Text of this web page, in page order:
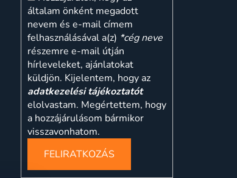
általam önként megadott
nevem és e-mail címem
felhasználásával a(z) *cég neve
részemre e-mail útján
hírleveleket, ajánlatokat
küldjön. Kijelentem, hogy az
adatkezelési tájékoztatót
elolvastam. Megértettem, hogy
a hozzájárulásom bármikor
visszavonhatom.
FELIRATKOZÁS